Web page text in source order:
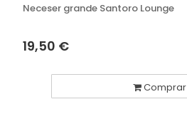
Neceser grande Santoro Lounge
19,50 €
Comprar